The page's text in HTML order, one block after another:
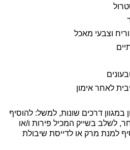
וצבעי מאכל
לאחר אימון
דרכים שונות, למשל: להוסיף
לשלב בשייק המכיל פירות ו/או
למנת מרק או לדייסת שיבולת